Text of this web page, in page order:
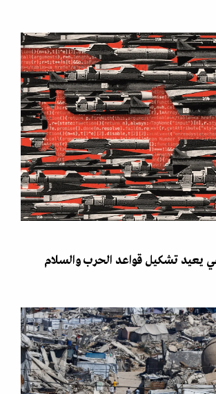
يعيد تشكيل قواعد الحرب والسلام